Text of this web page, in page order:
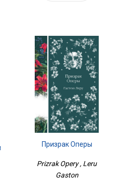
Призрак Оперы
Prizrak Opery , Leru
Gaston